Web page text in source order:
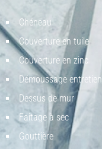
Chéneau
Couverture en tuile
Couverture en zinc
Démoussage entretien
Dessus de mur
Faitage à sec
Gouttière